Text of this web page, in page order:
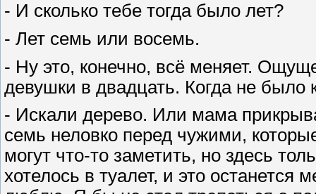
- И сколько тебе тогда было лет?
- Лет семь или восемь.
- Ну это, конечно, всё меняет.
девушки в двадцать. Когда не было
- Искали дерево. Или мама
семь неловко перед чужими,
могут что-то заметить, но здесь
хотелось в туалет, и это